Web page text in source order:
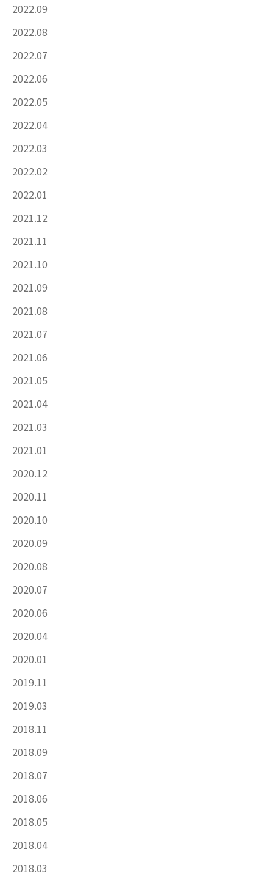
2022.09
2022.08
2022.07
2022.06
2022.05
2022.04
2022.03
2022.02
2022.01
2021.12
2021.11
2021.10
2021.09
2021.08
2021.07
2021.06
2021.05
2021.04
2021.03
2021.01
2020.12
2020.11
2020.10
2020.09
2020.08
2020.07
2020.06
2020.04
2020.01
2019.11
2019.03
2018.11
2018.09
2018.07
2018.06
2018.05
2018.04
2018.03